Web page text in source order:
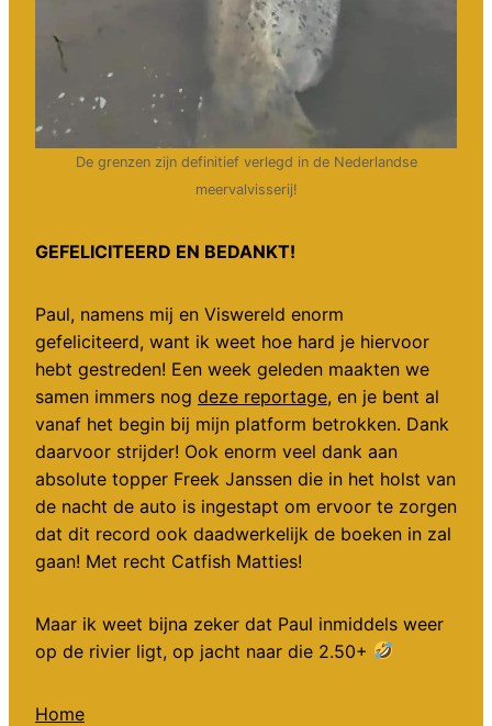
De grenzen zijn definitief verlegd in de Nederlandse
meervalvisserij!
GEFELICITEERD EN BEDANKT!
Paul, namens mij en Viswereld enorm
gefeliciteerd, want ik weet hoe hard je hiervoor
hebt gestreden! Een week geleden maakten we
samen immers nog deze reportage, en je bent al
vanaf het begin bij mijn platform betrokken. Dank
daarvoor strijder! Ook enorm veel dank aan
absolute topper Freek Janssen die in het holst van
de nacht de auto is ingestapt om ervoor te zorgen
dat dit record ook daadwerkelijk de boeken in zal
gaan! Met recht Catfish Matties!
Maar ik weet bijna zeker dat Paul inmiddels weer
op de rivier ligt, op jacht naar die 2.50+
Home